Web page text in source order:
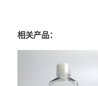
相关产品：